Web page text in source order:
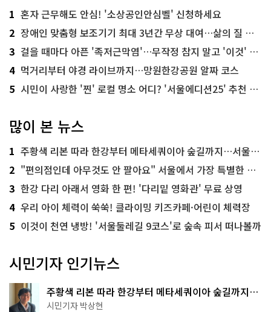
1 혼자 근무해도 안심! '소상공인안심벨' 신청하세요
2 장애인 맞춤형 보조기기 최대 3년간 무상 대여…삶의 질 높인다
3 걸을 때마다 아픈 '족저근막염'…무작정 참지 말고 '이것' 해보세요!
4 먹거리부터 야경 라이브까지…망원한강공원 알짜 코스
5 시민이 사랑한 '찐' 로컬 명소 어디? '서울에디션25' 추천 코스
많이 본 뉴스
1 주황색 리본 따라 한강부터 메타세쿼이아 숲길까지…서울둘레길 15코스
2 "편의점인데 아무것도 안 팔아요" 서울에서 가장 특별한 편의점의 정체
3 한강 다리 아래서 영화 한 편! '다리밑 영화관' 무료 상영
4 우리 아이 체력이 쑥쑥! 클라이밍 키즈카페·어린이 체력장
5 이것이 천연 냉방! '서울둘레길 9코스'로 숲속 피서 떠나볼까
시민기자 인기뉴스
주황색 리본 따라 한강부터 메타세쿼이아 숲길까지…
서울둘레길 15코스
시민기자 박상현